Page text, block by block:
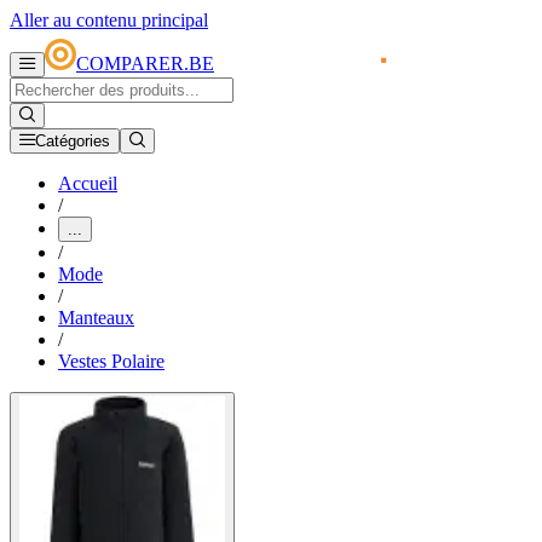
Aller au contenu principal
COMPARER.BE
Catégories
Accueil
/
...
/
Mode
/
Manteaux
/
Vestes Polaire